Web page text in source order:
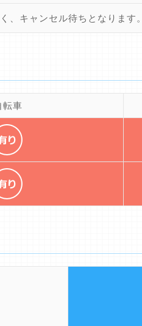
、キャンセル待ちとなります。
転車